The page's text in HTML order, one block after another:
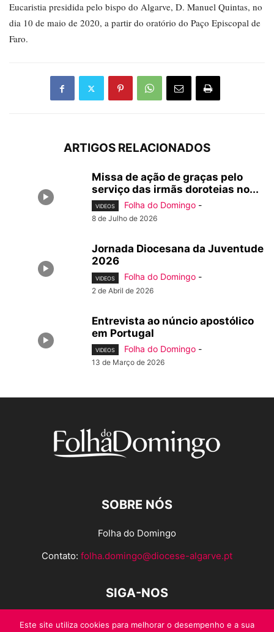
Eucaristia presidida pelo bispo do Algarve, D. Manuel Quintas, no
dia 10 de maio de 2020, a partir do oratório do Paço Episcopal de
Faro.
ARTIGOS RELACIONADOS
Missa de ação de graças pelo
serviço das irmãs doroteias no...
VIDEOS Folha do Domingo -
8 de Julho de 2026
Jornada Diocesana da Juventude
2026
VIDEOS Folha do Domingo -
2 de Abril de 2026
Entrevista ao núncio apostólico
em Portugal
VIDEOS Folha do Domingo -
13 de Março de 2026
SOBRE NÓS
Folha do Domingo
Contato: folha.domingo@diocese-algarve.pt
SIGA-NOS
Este site utiliza cookies para melhorar o desempenho e a sua